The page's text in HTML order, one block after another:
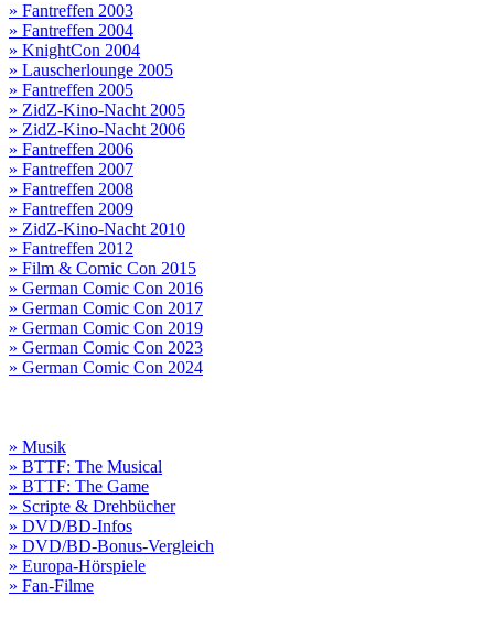
» Fantreffen 2003
» Fantreffen 2004
» KnightCon 2004
» Lauscherlounge 2005
» Fantreffen 2005
» ZidZ-Kino-Nacht 2005
» ZidZ-Kino-Nacht 2006
» Fantreffen 2006
» Fantreffen 2007
» Fantreffen 2008
» Fantreffen 2009
» ZidZ-Kino-Nacht 2010
» Fantreffen 2012
» Film & Comic Con 2015
» German Comic Con 2016
» German Comic Con 2017
» German Comic Con 2019
» German Comic Con 2023
» German Comic Con 2024
» Musik
» BTTF: The Musical
» BTTF: The Game
» Scripte & Drehbücher
» DVD/BD-Infos
» DVD/BD-Bonus-Vergleich
» Europa-Hörspiele
» Fan-Filme